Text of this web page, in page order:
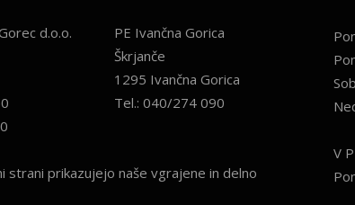
d.o.o.
PE Ivančna Gorica
Škrjanče
1295 Ivančna Gorica
Tel.: 040/274 090
strani prikazujejo naše vgrajene in delno
V